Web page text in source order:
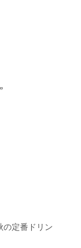
の定番ドリン